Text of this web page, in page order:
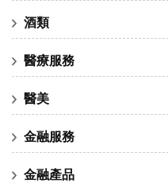
酒類
醫療服務
醫美
金融服務
金融產品